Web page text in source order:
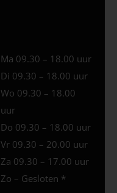
Ma 09.30 – 18.00 uur
Di 09.30 – 18.00 uur
Wo 09.30 – 18.00
uur
Do 09.30 – 18.00 uur
Vr 09.30 – 20.00 uur
Za 09.30 – 17.00 uur
Zo – Gesloten *